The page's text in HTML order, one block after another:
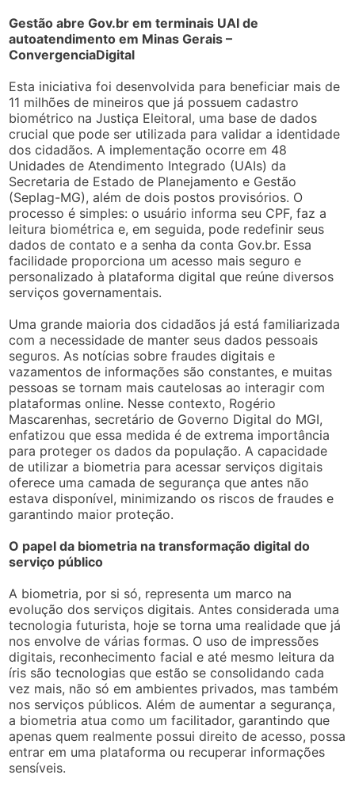
Gestão abre Gov.br em terminais UAI de
autoatendimento em Minas Gerais –
ConvergenciaDigital
Esta iniciativa foi desenvolvida para beneficiar mais de
11 milhões de mineiros que já possuem cadastro
biométrico na Justiça Eleitoral, uma base de dados
crucial que pode ser utilizada para validar a identidade
dos cidadãos. A implementação ocorre em 48
Unidades de Atendimento Integrado (UAIs) da
Secretaria de Estado de Planejamento e Gestão
(Seplag-MG), além de dois postos provisórios. O
processo é simples: o usuário informa seu CPF, faz a
leitura biométrica e, em seguida, pode redefinir seus
dados de contato e a senha da conta Gov.br. Essa
facilidade proporciona um acesso mais seguro e
personalizado à plataforma digital que reúne diversos
serviços governamentais.
Uma grande maioria dos cidadãos já está familiarizada
com a necessidade de manter seus dados pessoais
seguros. As notícias sobre fraudes digitais e
vazamentos de informações são constantes, e muitas
pessoas se tornam mais cautelosas ao interagir com
plataformas online. Nesse contexto, Rogério
Mascarenhas, secretário de Governo Digital do MGI,
enfatizou que essa medida é de extrema importância
para proteger os dados da população. A capacidade
de utilizar a biometria para acessar serviços digitais
oferece uma camada de segurança que antes não
estava disponível, minimizando os riscos de fraudes e
garantindo maior proteção.
O papel da biometria na transformação digital do
serviço público
A biometria, por si só, representa um marco na
evolução dos serviços digitais. Antes considerada uma
tecnologia futurista, hoje se torna uma realidade que já
nos envolve de várias formas. O uso de impressões
digitais, reconhecimento facial e até mesmo leitura da
íris são tecnologias que estão se consolidando cada
vez mais, não só em ambientes privados, mas também
nos serviços públicos. Além de aumentar a segurança,
a biometria atua como um facilitador, garantindo que
apenas quem realmente possui direito de acesso, possa
entrar em uma plataforma ou recuperar informações
sensíveis.